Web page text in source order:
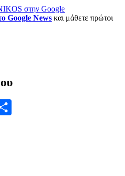
στην Google
Google News και μάθετε πρώτοι